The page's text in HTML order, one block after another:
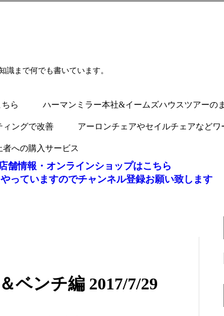
まで何でも書いています。
ら ハーマンミラー本社&イームズハウスツアーの
ィングで改善 アーロンチェアやセイルチェアなど
への購入サービス
店舗情報・オンラインショップはこちら
っていますのでチャンネル登録お願い致します
ンチ編 2017/7/29